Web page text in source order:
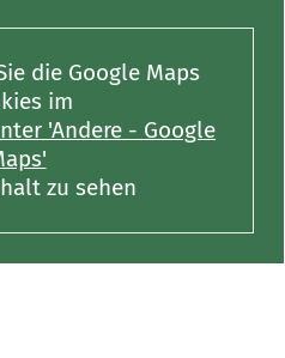
die Google Maps
im
'Andere - Google
zu sehen